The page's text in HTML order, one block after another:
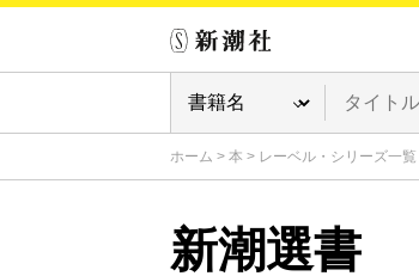
ホーム > 本 > レーベル・シリーズ一覧
新潮選書